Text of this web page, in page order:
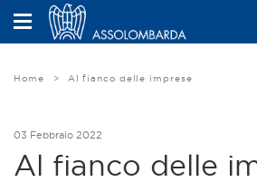
Home Al fianco delle imprese
03 Febbraio 2022
Al fianco delle